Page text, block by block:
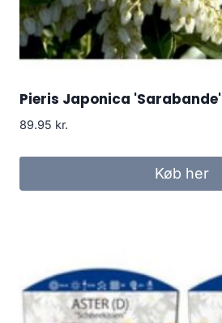
Pieris Japonica 'Sarabande'
89.95 kr.
Køb her